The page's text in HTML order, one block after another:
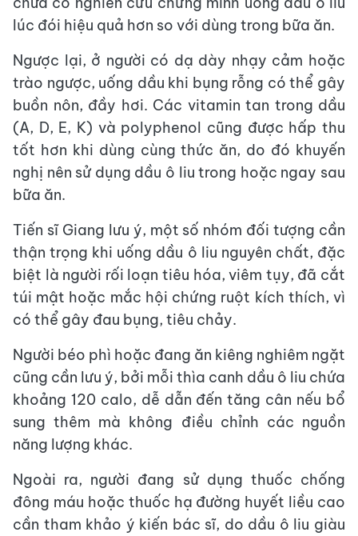
lúc đói hiệu quả hơn so với dùng trong bữa ăn.
Ngược lại, ở người có dạ dày nhạy cảm hoặc
trào ngược, uống dầu khi bụng rỗng có thể gây
buồn nôn, đầy hơi. Các vitamin tan trong dầu
(A, D, E, K) và polyphenol cũng được hấp thu
tốt hơn khi dùng cùng thức ăn, do đó khuyến
nghị nên sử dụng dầu ô liu trong hoặc ngay sau
bữa ăn.
Tiến sĩ Giang lưu ý, một số nhóm đối tượng cần
thận trọng khi uống dầu ô liu nguyên chất, đặc
biệt là người rối loạn tiêu hóa, viêm tụy, đã cắt
túi mật hoặc mắc hội chứng ruột kích thích, vì
có thể gây đau bụng, tiêu chảy.
Người béo phì hoặc đang ăn kiêng nghiêm ngặt
cũng cần lưu ý, bởi mỗi thìa canh dầu ô liu chứa
khoảng 120 calo, dễ dẫn đến tăng cân nếu bổ
sung thêm mà không điều chỉnh các nguồn
năng lượng khác.
Ngoài ra, người đang sử dụng thuốc chống
đông máu hoặc thuốc hạ đường huyết liều cao
cần tham khảo ý kiến bác sĩ, do dầu ô liu giàu